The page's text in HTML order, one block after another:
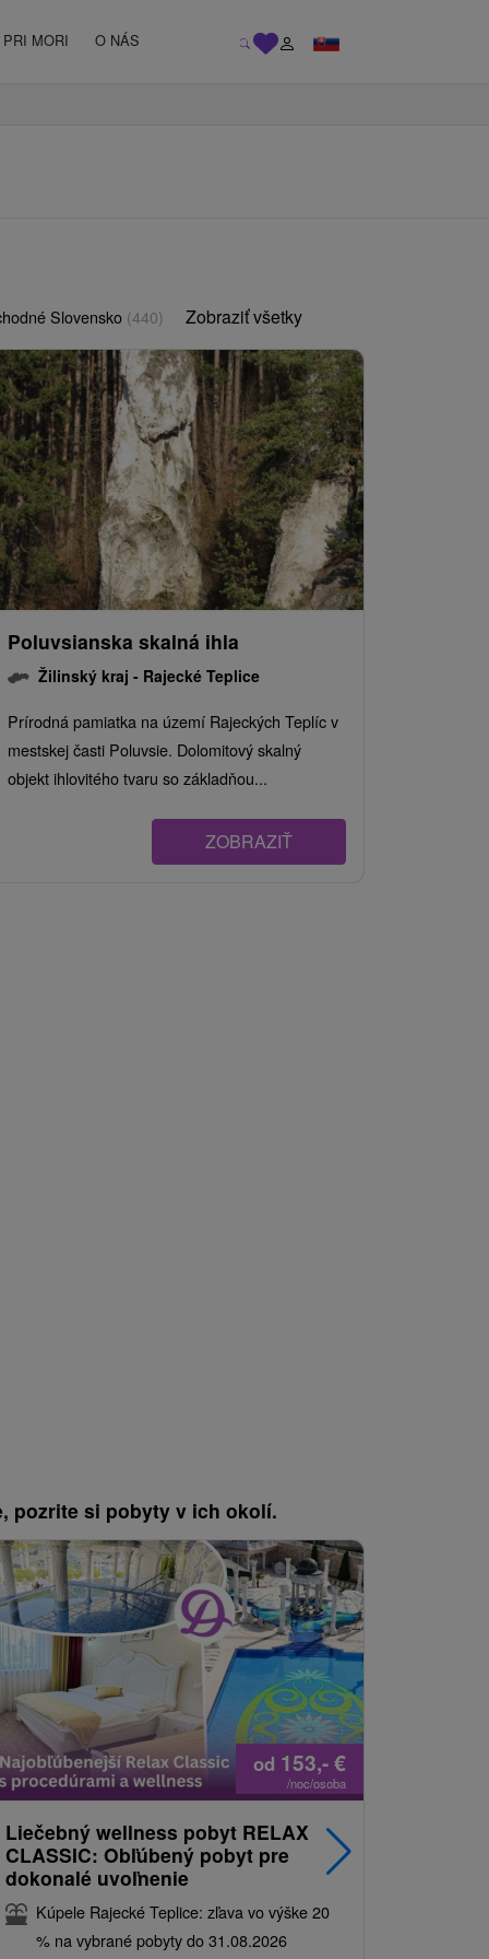
MORI O NÁS
Slovensko (440) Zobraziť všetky
Poluvsianska skalná ihla
Žilinský kraj - Rajecké Teplice
Prírodná pamiatka na území Rajeckých Teplíc v
mestskej časti Poluvsie. Dolomitový skalný
objekt ihlovitého tvaru so základňou...
ZOBRAZIŤ
pozrite si pobyty v ich okolí.
od 153,-€
/noc/osoba
Liečebný wellness pobyt RELAX
CLASSIC: Obľúbený pobyt pre
dokonalé uvoľnenie
Kúpele Rajecké Teplice: zľava vo výške 20
% na vybrané pobyty do 31.08.2026